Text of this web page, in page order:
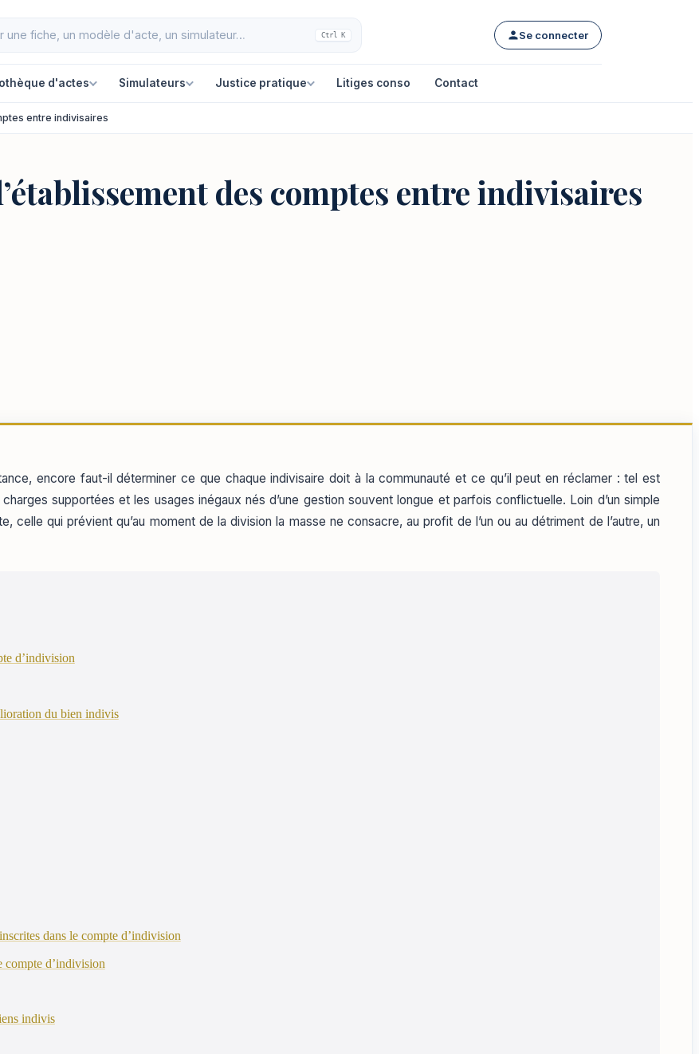
Ctrl K Se connecter
d'actes Simulateurs Justice pratique Litiges conso Contact
entre indivisaires
des comptes entre indivisaires
encore faut-il déterminer ce que chaque indivisaire doit à la communauté et ce qu’il peut en réclamer : tel est
supportées et les usages inégaux nés d’une gestion souvent longue et parfois conflictuelle. Loin d’un simple
celle qui prévient qu’au moment de la division la masse ne consacre, au profit de l’un ou au détriment de l’autre, un
d’indivision
du bien indivis
dans le compte d’indivision
compte d’indivision
indivis